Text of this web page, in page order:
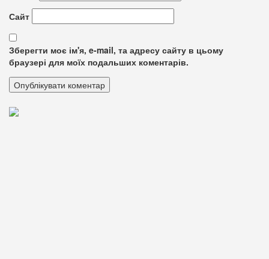
Сайт
Зберегти моє ім'я, e-mail, та адресу сайту в цьому
браузері для моїх подальших коментарів.